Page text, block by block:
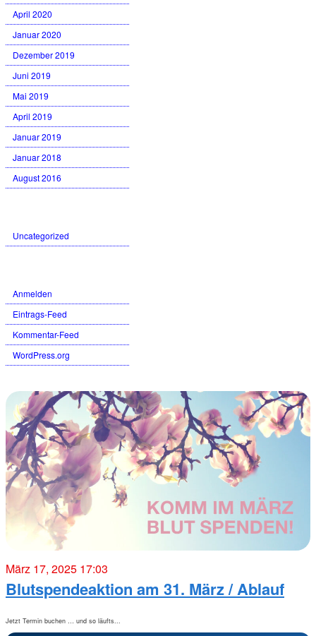
April 2020
Januar 2020
Dezember 2019
Juni 2019
Mai 2019
April 2019
Januar 2019
Januar 2018
August 2016
Uncategorized
Anmelden
Eintrags-Feed
Kommentar-Feed
WordPress.org
März 17, 2025 17:03
Blutspendeaktion am 31. März / Ablauf
Jetzt Termin buchen … und so läufts...